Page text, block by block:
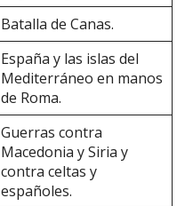
Batalla de Canas.
España y las islas del
Mediterráneo en manos
de Roma.
Guerras contra
Macedonia y Siria y
contra celtas y
españoles.